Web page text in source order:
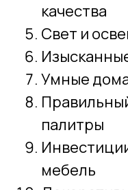
качества
Свет и
Умные
палитры
мебель